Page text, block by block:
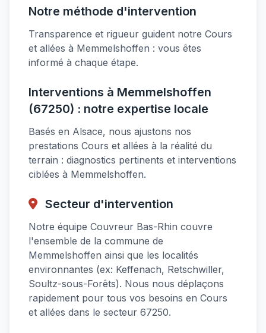
Notre méthode d'intervention
Transparence et rigueur guident notre Cours
et allées à Memmelshoffen : vous êtes
informé à chaque étape.
Interventions à Memmelshoffen
(67250) : notre expertise locale
Basés en Alsace, nous ajustons nos
prestations Cours et allées à la réalité du
terrain : diagnostics pertinents et interventions
ciblées à Memmelshoffen.
Secteur d'intervention
Notre équipe Couvreur Bas-Rhin couvre
l'ensemble de la commune de
Memmelshoffen ainsi que les localités
environnantes (ex: Keffenach, Retschwiller,
Soultz-sous-Forêts). Nous nous déplaçons
rapidement pour tous vos besoins en Cours
et allées dans le secteur 67250.